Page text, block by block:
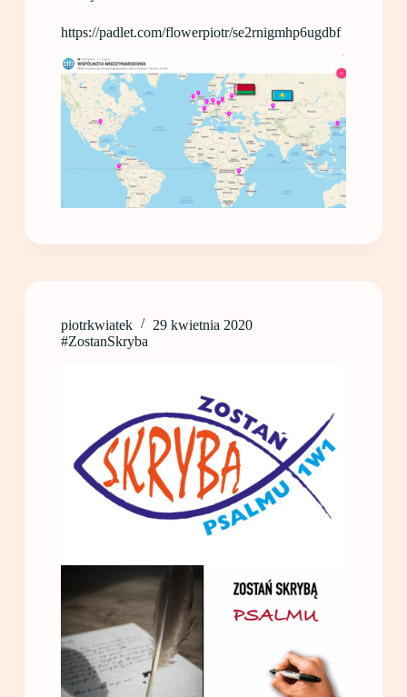
https://padlet.com/flowerpiotr/se2rnigmhp6ugdbf
piotrkwiatek
29 kwietnia 2020
#ZostanSkryba